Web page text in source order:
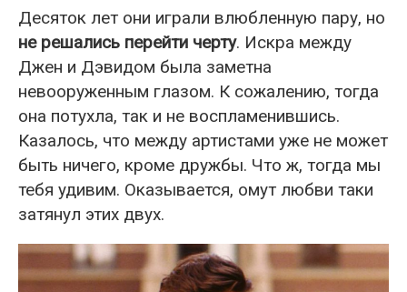
Десяток лет они играли влюбленную пару, но
не решались перейти черту. Искра между
Джен и Дэвидом была заметна
невооруженным глазом. К сожалению, тогда
она потухла, так и не воспламенившись.
Казалось, что между артистами уже не может
быть ничего, кроме дружбы. Что ж, тогда мы
тебя удивим. Оказывается, омут любви таки
затянул этих двух.